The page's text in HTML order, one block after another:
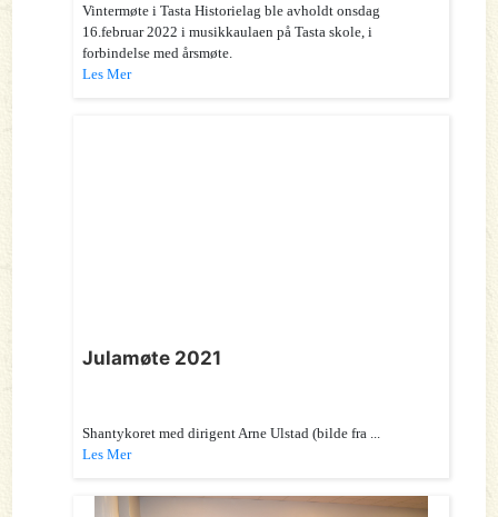
Vintermøte i Tasta Historielag ble avholdt onsdag
16.februar 2022 i musikkaulaen på Tasta skole, i
forbindelse med årsmøte.
Les Mer
Julamøte 2021
Shantykoret med dirigent Arne Ulstad (bilde fra ...
Les Mer